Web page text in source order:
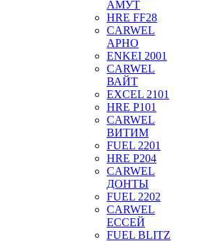
АМУТ
HRE FF28
CARWEL
АРНО
ENKEI 2001
CARWEL
ВАЙТ
EXCEL 2101
HRE P101
CARWEL
ВИТИМ
FUEL 2201
HRE P204
CARWEL
ДОНТЫ
FUEL 2202
CARWEL
ЕССЕЙ
FUEL BLITZ